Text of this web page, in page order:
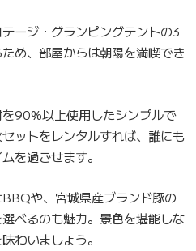
ージ・グランピングテントの3
め、部屋からは朝陽を満喫でき
90%以上使用したシンプルで
ットをレンタルすれば、誰にも
を過ごせます。
や、宮城県産ブランド豚の
べるのも魅力。景色を堪能しな
わいましょう。